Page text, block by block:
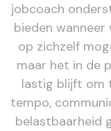
jobcoach
bieden wanneer
op zichzelf
maar het in de
lastig blijft om
tempo,
belastbaarheid